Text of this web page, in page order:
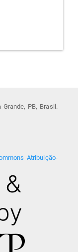
Grande, PB, Brasil.
Atribuição-